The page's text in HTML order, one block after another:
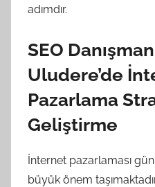
adımdır.
SEO
Uludere’de
Pazarlama
Geliştirme
İnternet pazarlaması
büyük önem